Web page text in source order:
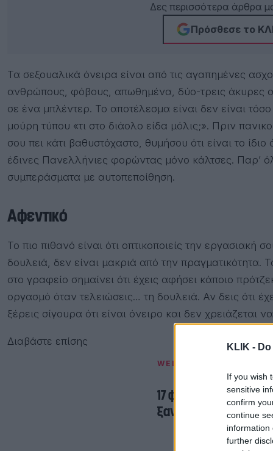
KLIK -
If you wish
sensitive
confirm
continue
information
further
Δες περισσότερα άρθρα
Πρόσθεσε το
Τα σεξουαλικά όνειρα είναι από τις αγαπημένες
ανθρώπους, φόβους, απωθημένα, δύο-τρεις άκυρες
σε ένα μπλέντερ. Το αποτέλεσμα είναι δεν είναι
μούρη τύπου «τι στο διάολο είδα μόλις;». Πριν
σου πει κάτι βαθυστόχαστο, θυμήσου ότι είναι το
έδινες Πανελλήνιες φορώντας μόνο κάλτσες. Παρ’
συμπεράσματα με αυτοπεποίθηση.
Αφεντικό
Το πιο πιθανό είναι ότι οπτικοποιείς την
δουλειά, δεν είναι μακριά από την
στο γραφείο σημαίνει ότι έχεις αφήσει κάποιο
οργασμό όταν τελειώσεις… τη δουλειά. Αν δεις ότι
ξέρεις σίγουρα ότι είναι όνειρο και δεν χρειάζεται
Διαβάστε επίσης
WELLNESS + ΣΧΕΣΕΙΣ
17 φράσεις που καλό
ξανακάνεις)